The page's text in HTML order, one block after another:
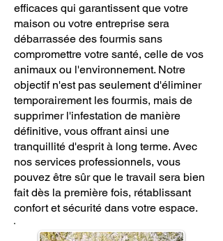
efficaces qui garantissent que votre
maison ou votre entreprise sera
débarrassée des fourmis sans
compromettre votre santé, celle de vos
animaux ou l'environnement. Notre
objectif n'est pas seulement d'éliminer
temporairement les fourmis, mais de
supprimer l'infestation de manière
définitive, vous offrant ainsi une
tranquillité d'esprit à long terme. Avec
nos services professionnels, vous
pouvez être sûr que le travail sera bien
fait dès la première fois, rétablissant
confort et sécurité dans votre espace.